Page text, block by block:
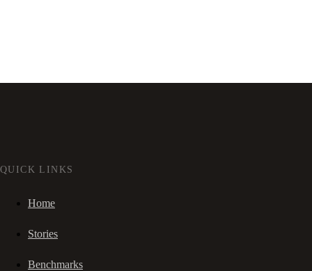
QUICK LINKS
Home
Stories
Benchmarks